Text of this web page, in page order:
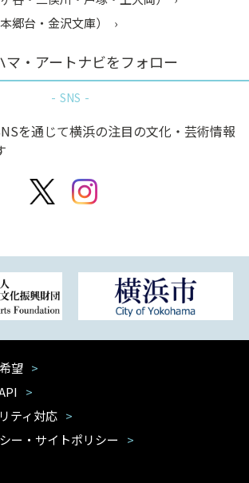
郷台・金沢文庫）
マ・アートナビをフォロー
SNS
を通じて横浜の注目の文化・芸術情報
望
ティ対応
ー・サイトポリシー